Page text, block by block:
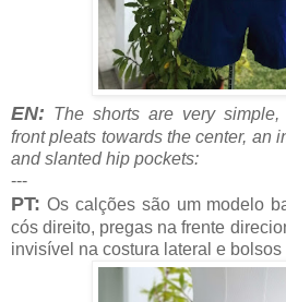
EN: The shorts are very
front pleats towards the center, an
and slanted hip pockets:
---
PT: Os calções são um modelo
cós direito, pregas na frente
invisível na costura lateral e